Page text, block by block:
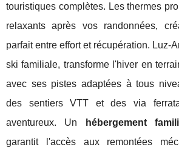
touristiques complètes. Les thermes
relaxants après vos randonnées,
parfait entre effort et récupération. Luz-
ski familiale, transforme l'hiver en
avec ses pistes adaptées à tous
des sentiers VTT et des via
aventureux. Un
hébergement
garantit l'accès aux remontées